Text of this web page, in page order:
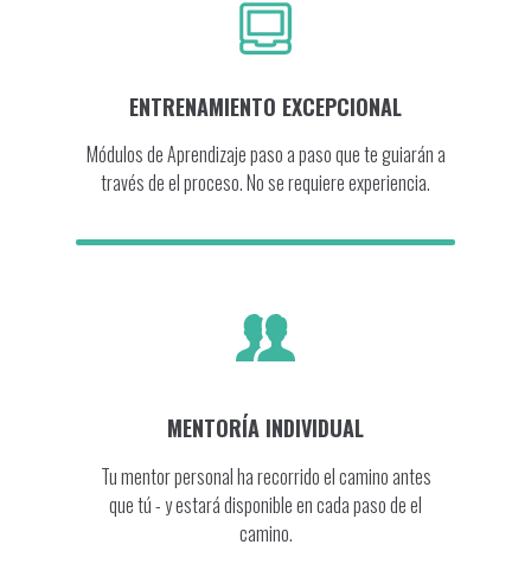
ENTRENAMIENTO EXCEPCIONAL
MENTORÍA INDIVIDUAL
Módulos de Aprendizaje paso a paso que te guiarán a
través de el proceso. No se requiere experiencia.
Tu mentor personal ha recorrido el camino antes
que tú - y estará disponible en cada paso de el
camino.